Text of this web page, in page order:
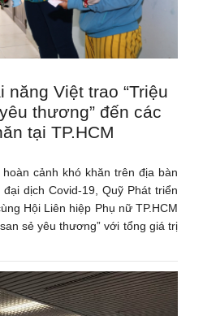
năng Việt trao “Triệu
thương” đến các
tại TP.HCM
cảnh khó khăn trên địa bàn
dịch Covid-19, Quỹ Phát triển
Hội Liên hiệp Phụ nữ TP.HCM
sẻ yêu thương” với tổng giá trị